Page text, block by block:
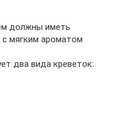
должны иметь
мягким ароматом
два вида креветок: